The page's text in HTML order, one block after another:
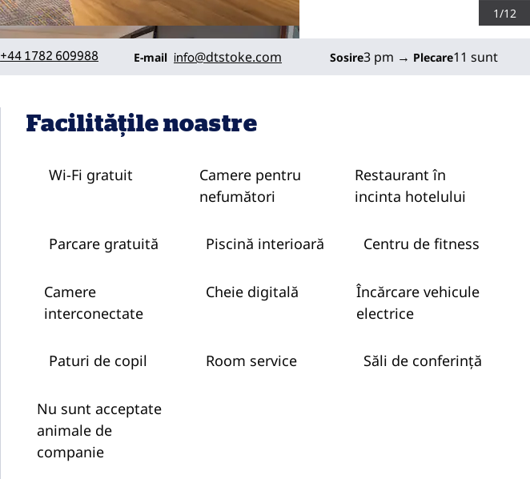
1/12
+44 1782 609988 E-mail
Email info@dtstoke.com Sosire3 pm → Plecare11 sunt
Facilităţile noastre
Wi-Fi gratuit
Camere pentru
nefumători
Restaurant în
incinta hotelului
Parcare gratuită Piscină interioară Centru de fitness
Camere
interconectate
Cheie digitală
Încărcare vehicule
electrice
Paturi de copil Room service Săli de conferință
Nu sunt acceptate
animale de
companie